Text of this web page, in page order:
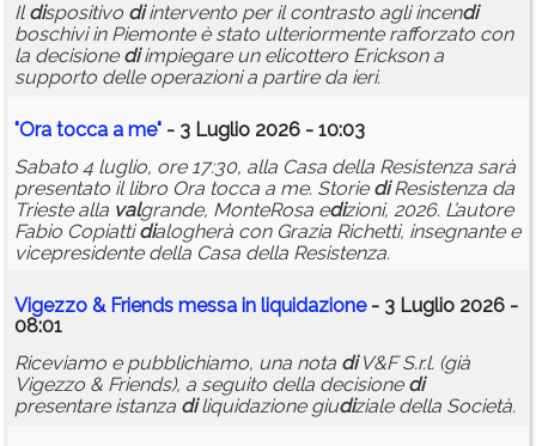
Ildispositivo diintervento per il contrasto agli incendi
boschivi in Piemonte è stato ulteriormente rafforzato con
la decisione diimpiegare un elicottero Erickson a
supporto delle operazioni a partire da ieri.
"Ora tocca a me" - 3 Luglio 2026 - 10:03
Sabato 4 luglio, ore 17:30, alla Casa della Resistenza sarà
presentato il libro Ora tocca a me. Storie diResistenza da
Trieste alla valgrande, MonteRosa edizioni, 2026. L’autore
Fabio Copiattidialogherà con Grazia Richetti, insegnante e
vicepresidente della Casa della Resistenza.
Vigezzo & Friends messa in liquidazione- 3 Luglio 2026 -
08:01
Riceviamo e pubblichiamo, una nota diV&F S.r.l. (già
Vigezzo & Friends), a seguito della decisione di
presentare istanza diliquidazione giudiziale della Società.